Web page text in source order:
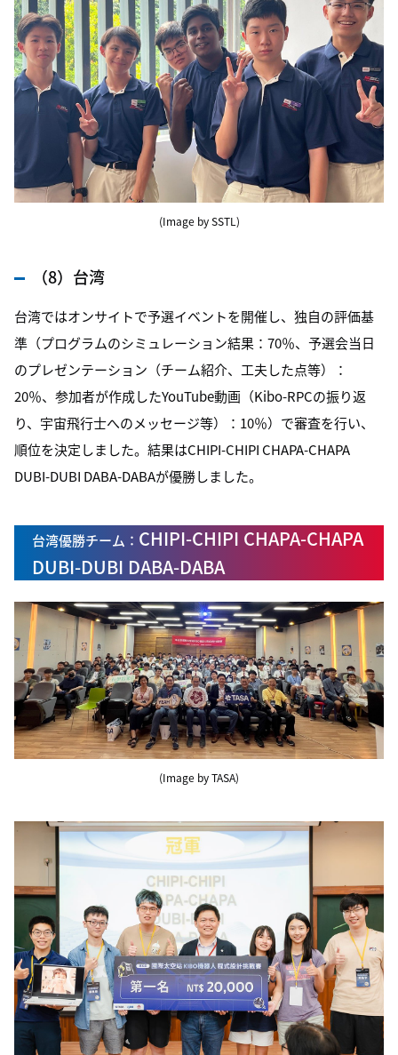
(Image by SSTL)
（8）台湾
台湾ではオンサイトで予選イベントを開催し、独自の評価基
準（プログラムのシミュレーション結果：70％、予選会当日
のプレゼンテーション（チーム紹介、工夫した点等）：
20％、参加者が作成したYouTube動画（Kibo-RPCの振り返
り、宇宙飛行士へのメッセージ等）：10％）で審査を行い、
順位を決定しました。結果はCHIPI-CHIPI CHAPA-CHAPA
DUBI-DUBI DABA-DABAが優勝しました。
台湾優勝チーム： CHIPI-CHIPI CHAPA-CHAPA
DUBI-DUBI DABA-DABA
(Image by TASA)